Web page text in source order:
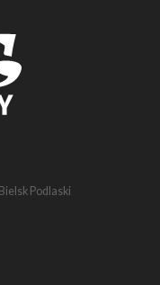
Podlaski